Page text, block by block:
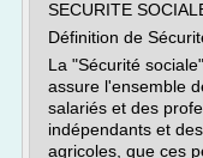
SECURITE
Définition de
La "Sécurité
assure l'ensemble
salariés et des
indépendants et
agricoles, que ces